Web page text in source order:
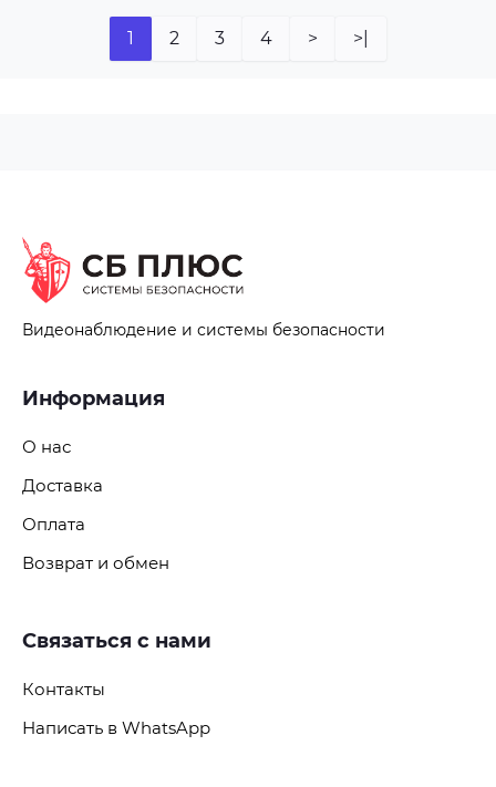
1 2 3 4 > >|
Видеонаблюдение и системы безопасности
Информация
О нас
Доставка
Оплата
Возврат и обмен
Связаться с нами
Контакты
Написать в WhatsApp